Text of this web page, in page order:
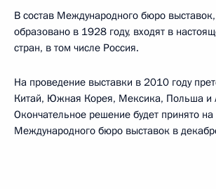
В состав Международного бюро
образовано в 1928 году, входят в
стран, в том числе Россия.
На проведение выставки в 2010 году
Китай, Южная Корея, Мексика, Польша и
Окончательное решение будет принято
Международного бюро выставок в